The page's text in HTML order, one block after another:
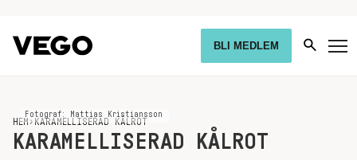
BLI MEDLEM
HEM › KARAMELLISERAD KÅLROT
Fotograf: Mattias Kristiansson
KARAMELLISERAD KÅLROT